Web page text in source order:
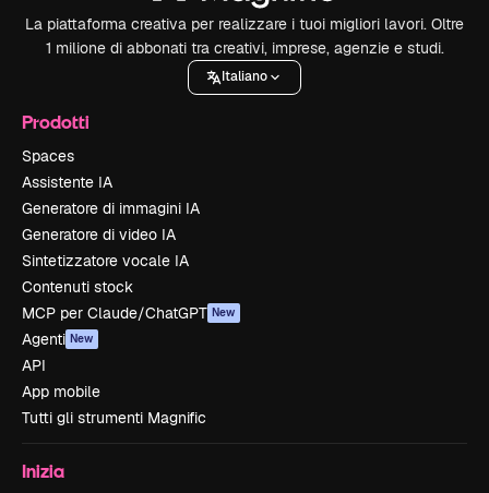
La piattaforma creativa per realizzare i tuoi migliori lavori. Oltre
1 milione di abbonati tra creativi, imprese, agenzie e studi.
Italiano
Prodotti
Spaces
Assistente IA
Generatore di immagini IA
Generatore di video IA
Sintetizzatore vocale IA
Contenuti stock
MCP per Claude/ChatGPT New
Agenti New
API
App mobile
Tutti gli strumenti Magnific
Inizia